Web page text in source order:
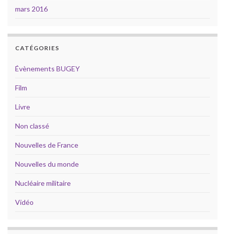
mars 2016
CATÉGORIES
Évènements BUGEY
Film
Livre
Non classé
Nouvelles de France
Nouvelles du monde
Nucléaire militaire
Vidéo